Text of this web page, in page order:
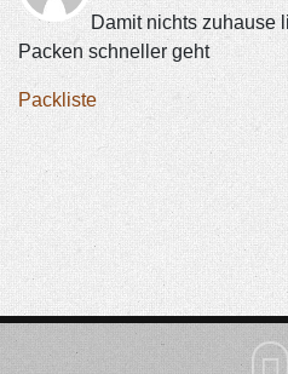
Damit nichts zuhause
Packen schneller geht
Packliste